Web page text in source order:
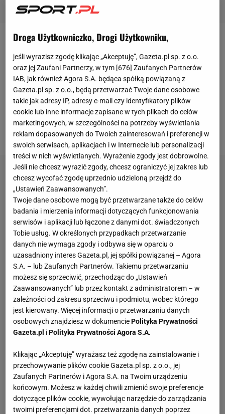
Lech Poznań miał problem z bramkarzami po tym,
jak w końcówce poprzedniego sezonu kontuzji
doznał Mickey van der Hart. Holender będzie
pauzował około pięciu miesięcy, przez co drużyna
Dariusza Żurawia została z dwoma bramkarzami:
Filipem Bednarkiem oraz niedoświadczonym
Miłoszem Mleczko.
Droga Użytkowniczko, Drogi Użytkowniku,
jeśli wyrazisz zgodę klikając „Akceptuję”, Gazeta.pl sp. z o.o.
oraz jej Zaufani Partnerzy, w tym [676] Zaufanych Partnerów
IAB, jak również Agora S.A. będąca spółką powiązaną z
Gazeta.pl sp. z o.o., będą przetwarzać Twoje dane osobowe
takie jak adresy IP, adresy e-mail czy identyfikatory plików
cookie lub inne informacje zapisane w tych plikach do celów
marketingowych, w szczególności na potrzeby wyświetlania
reklam dopasowanych do Twoich zainteresowań i preferencji w
swoich serwisach, aplikacjach i w Internecie lub personalizacji
treści w nich wyświetlanych. Wyrażenie zgody jest dobrowolne.
Jeśli nie chcesz wyrazić zgody, chcesz ograniczyć jej zakres lub
chcesz wycofać zgodę uprzednio udzieloną przejdź do
„Ustawień Zaawansowanych”.
Twoje dane osobowe mogą być przetwarzane także do celów
badania i mierzenia informacji dotyczących funkcjonowania
serwisów i aplikacji lub łączone z danymi dot. świadczonych
Tobie usług. W określonych przypadkach przetwarzanie
danych nie wymaga zgody i odbywa się w oparciu o
uzasadniony interes Gazeta.pl, jej spółki powiązanej – Agora
S.A. – lub Zaufanych Partnerów. Takiemu przetwarzaniu
możesz się sprzeciwić, przechodząc do „Ustawień
Zaawansowanych” lub przez kontakt z administratorem – w
zależności od zakresu sprzeciwu i podmiotu, wobec którego
jest kierowany. Więcej informacji o przetwarzaniu danych
osobowych znajdziesz w dokumenciePolityka Prywatności
Gazeta.pl iPolityka Prywatności Agora S.A.
Klikając „Akceptuję” wyrażasz też zgodę na zainstalowanie i
przechowywanie plików cookie Gazeta.pl sp. z o.o., jej
Zaufanych Partnerów i Agora S.A. na Twoim urządzeniu
końcowym. Możesz w każdej chwili zmienić swoje preferencje
dotyczące plików cookie, wywołując narzędzie do zarządzania
twoimi preferencjami dot. przetwarzania danych poprzez